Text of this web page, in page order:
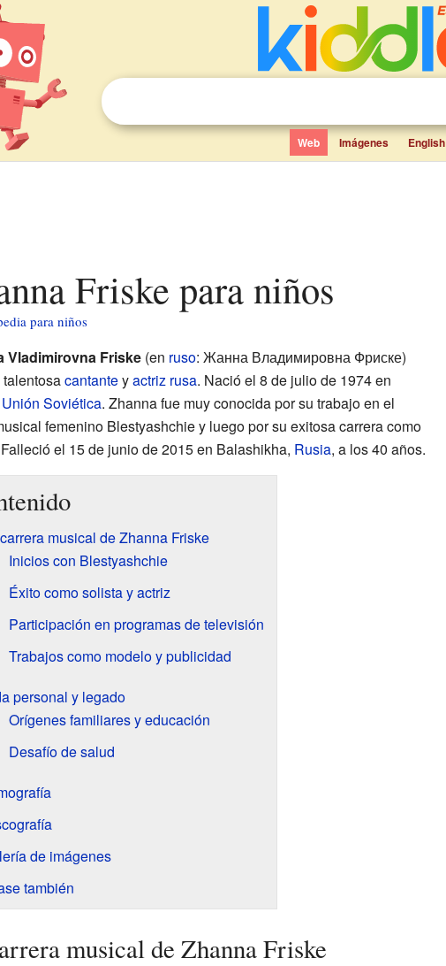
Web Imágenes English
Friske para niños
para niños
Vladimirovna Friske(en ruso: Жанна Владимировна Фриске)
cantanteyactriz rusa. Nació el 8 de julio de 1974 en
Unión Soviética. Zhanna fue muy conocida por su trabajo en el
femenino Blestyashchie y luego por su exitosa carrera como
el 15 de junio de 2015 en Balashikha, Rusia, a los 40 años.
musical de Zhanna Friske
Inicios con Blestyashchie
Éxito como solista y actriz
Participación en programas de televisión
Trabajos como modelo y publicidad
personal y legado
Orígenes familiares y educación
Desafío de salud
de imágenes
también
musical de Zhanna Friske